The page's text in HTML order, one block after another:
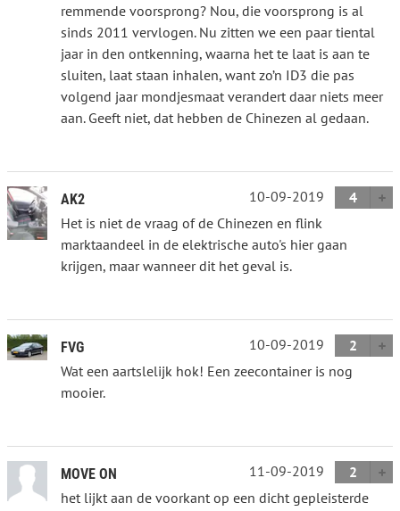
remmende voorsprong? Nou, die voorsprong is al
sinds 2011 vervlogen. Nu zitten we een paar tiental
jaar in den ontkenning, waarna het te laat is aan te
sluiten, laat staan inhalen, want zo’n ID3 die pas
volgend jaar mondjesmaat verandert daar niets meer
aan. Geeft niet, dat hebben de Chinezen al gedaan.
AK2 10-09-2019
4
Het is niet de vraag of de Chinezen en flink
marktaandeel in de elektrische auto's hier gaan
krijgen, maar wanneer dit het geval is.
FVG 10-09-2019
2
Wat een aartslelijk hok! Een zeecontainer is nog
mooier.
MOVE ON 11-09-2019
2
het lijkt aan de voorkant op een dicht gepleisterde